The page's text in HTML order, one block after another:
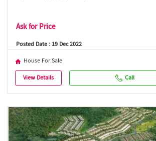
Ask for Price
Posted Date : 19 Dec 2022
House For Sale
View Details
Call